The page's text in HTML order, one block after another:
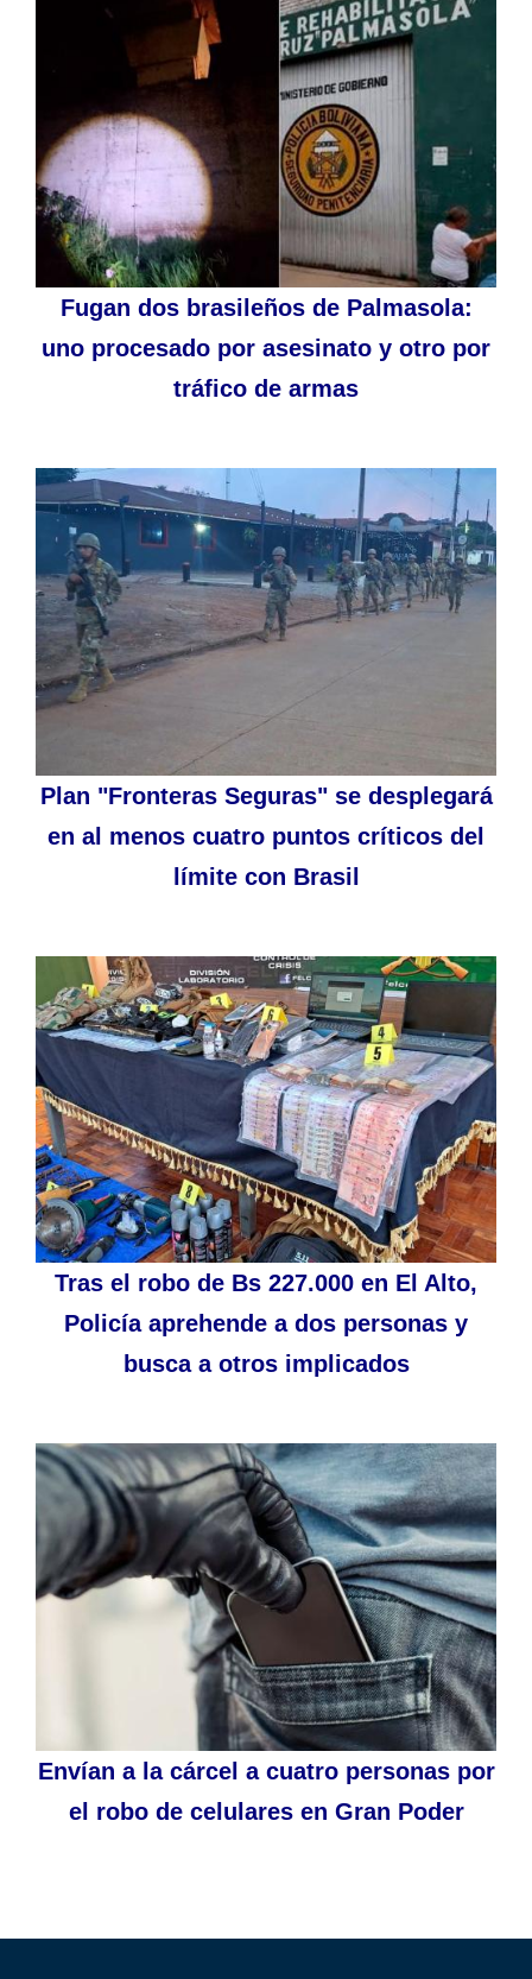
Fugan dos brasileños de Palmasola:
uno procesado por asesinato y otro por
tráfico de armas
Plan "Fronteras Seguras" se desplegará
en al menos cuatro puntos críticos del
límite con Brasil
Tras el robo de Bs 227.000 en El Alto,
Policía aprehende a dos personas y
busca a otros implicados
Envían a la cárcel a cuatro personas por
el robo de celulares en Gran Poder